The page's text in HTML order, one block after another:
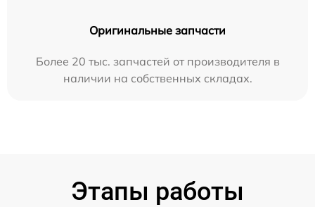
Оригинальные запчасти
Более 20 тыс. запчастей от производителя в
наличии на собственных складах.
Этапы работы